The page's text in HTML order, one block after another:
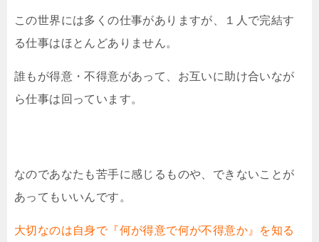
この世界には多くの仕事がありますが、１人で完結す
る仕事はほとんどありません。
誰もが得意・不得意があって、お互いに助け合いなが
ら仕事は回っています。
なのであなたも苦手に感じるものや、できないことが
あってもいいんです。
大切なのは自身で『何が得意で何が不得意か』を知る